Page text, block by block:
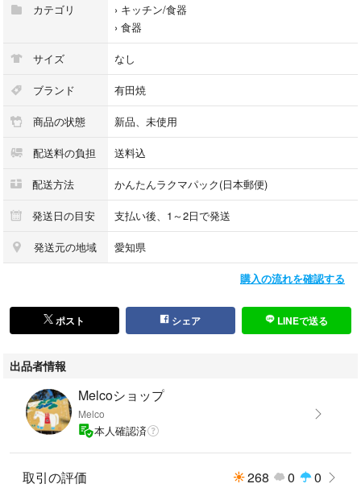
定価１６，９４０円
カテゴリ
› キッチン/食器
› 食器
サイズ なし
ブランド 有田焼
商品の状態 新品、未使用
配送料の負担 送料込
配送方法 かんたんラクマパック(日本郵便)
発送日の目安 支払い後、1～2日で発送
発送元の地域 愛知県
購入の流れを確認する
ポスト シェア LINEで送る
出品者情報
Melcoショップ
Melco
本人確認済
取引の評価 268 0 0